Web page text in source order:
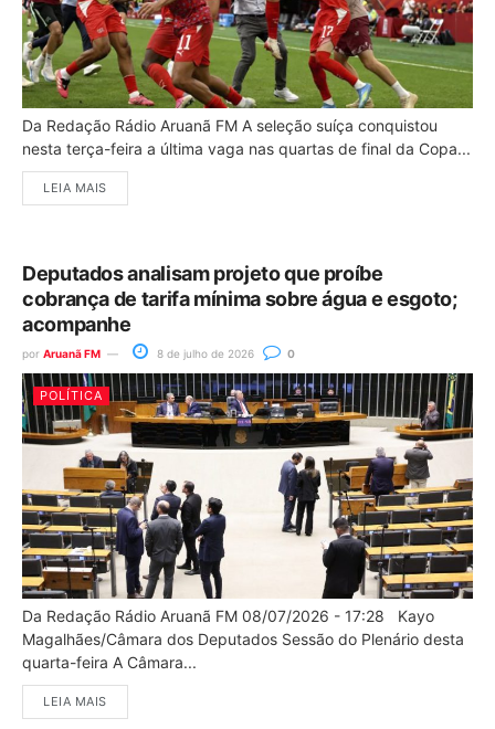
Da Redação Rádio Aruanã FM A seleção suíça conquistou
nesta terça-feira a última vaga nas quartas de final da Copa...
LEIA MAIS
Deputados analisam projeto que proíbe
cobrança de tarifa mínima sobre água e esgoto;
acompanhe
por Aruanã FM 8 de julho de 2026 0
POLÍTICA
Da Redação Rádio Aruanã FM 08/07/2026 - 17:28 Kayo
Magalhães/Câmara dos Deputados Sessão do Plenário desta
quarta-feira A Câmara...
LEIA MAIS